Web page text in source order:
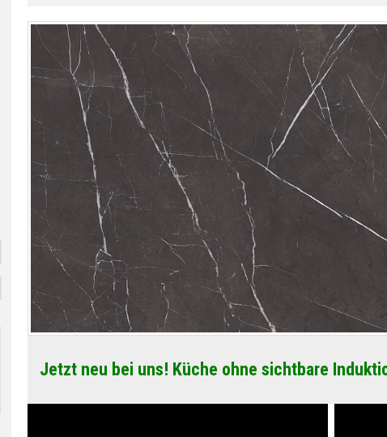
Jetzt neu bei uns! Küche ohne sichtbare